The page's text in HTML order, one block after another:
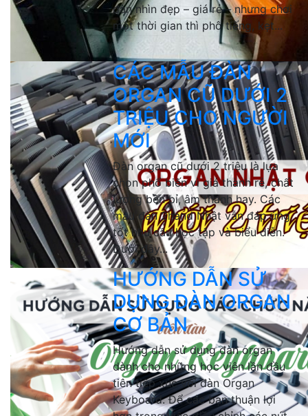
đàn nhìn đẹp – giá rẻ – nhưng chơi
một thời gian thì phô tiếng, kẹt...
CÁC MẪU ĐÀN
ORGAN CŨ DƯỚI 2
TRIỆU CHO NGƯỜI
MỚI
Đàn organ cũ dưới 2 triệu là lựa
chọn phổ biến vì giá thành rẻ, chất
lượng bền bỉ, âm thanh hay. Các
mẫu đàn 2hand Nhật vẫn đáp ứng
tốt nhu cầu học tập và biểu diễn.
Dưới đây...
HƯỚNG DẪN SỬ
DỤNG ĐÀN ORGAN
CƠ BẢN
Hướng dẫn sử dụng đàn organ
dành cho những học viên lần đầu
tiên tiếp xúc với đàn Organ
Keyboard. Để các bạn thuận lợi